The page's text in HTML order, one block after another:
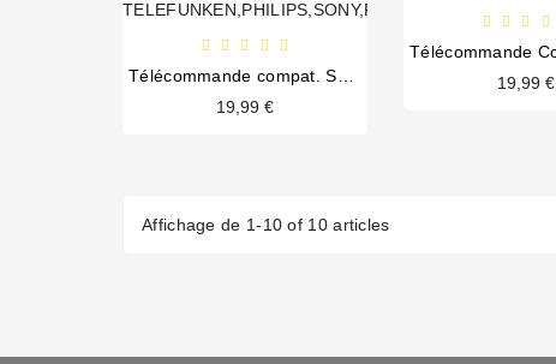
19,99 €
19,99 €
Affichage de 1-10 of 10 articles